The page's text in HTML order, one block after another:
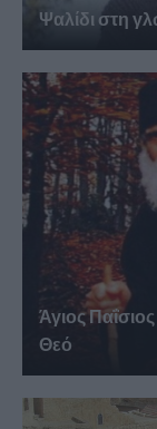
Ψαλίδι στη
Άγιος
Θεό